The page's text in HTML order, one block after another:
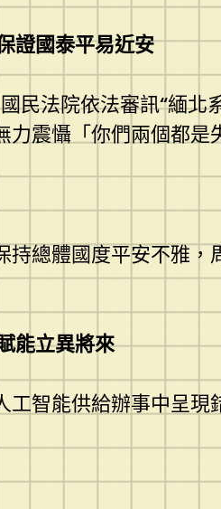
證國泰平易近安
民法院依法審訊“緬北
力震懾「你們兩個都
持總體國度平安不雅
能立異將來
工智能供給辦事中呈